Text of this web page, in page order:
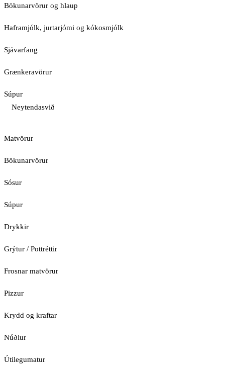
Bökunarvörur og hlaup
Haframjólk, jurtarjómi og kókosmjólk
Sjávarfang
Grænkeravörur
Súpur
Neytendasvið
Matvörur
Bökunarvörur
Sósur
Súpur
Drykkir
Grýtur / Pottréttir
Frosnar matvörur
Pizzur
Krydd og kraftar
Núðlur
Útilegumatur